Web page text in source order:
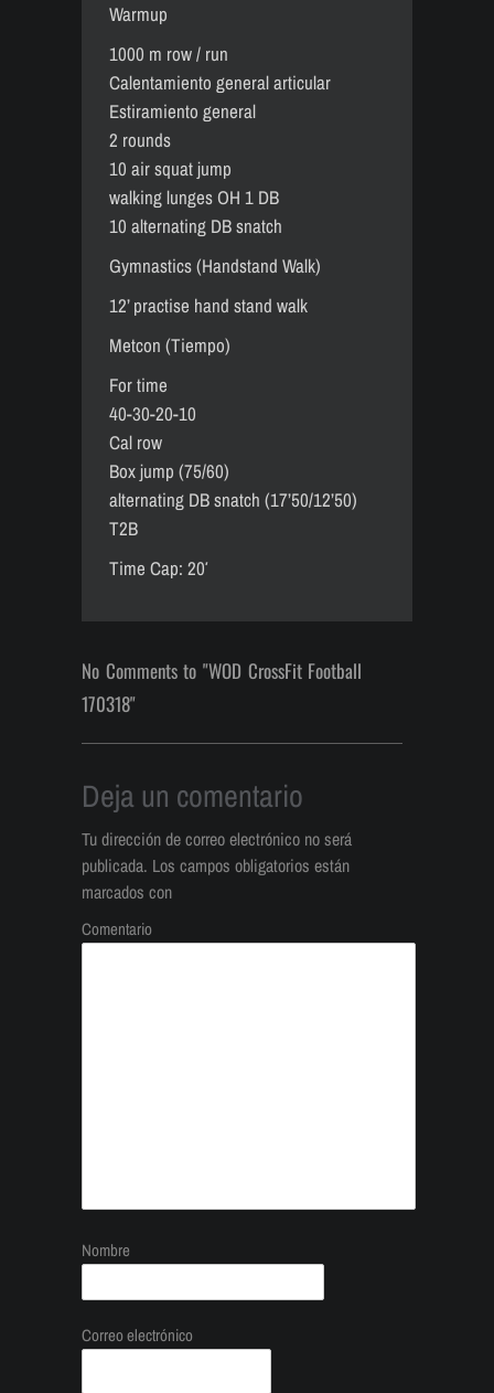
Warmup
1000 m row / run
Calentamiento general articular
Estiramiento general
2 rounds
10 air squat jump
walking lunges OH 1 DB
10 alternating DB snatch
Gymnastics (Handstand Walk)
12’ practise hand stand walk
Metcon (Tiempo)
For time
40-30-20-10
Cal row
Box jump (75/60)
alternating DB snatch (17’50/12’50)
T2B
Time Cap: 20′
No Comments to "WOD CrossFit Football
170318"
Deja un comentario
Tu dirección de correo electrónico no será
publicada. Los campos obligatorios están
marcados con
Comentario
Nombre
Correo electrónico